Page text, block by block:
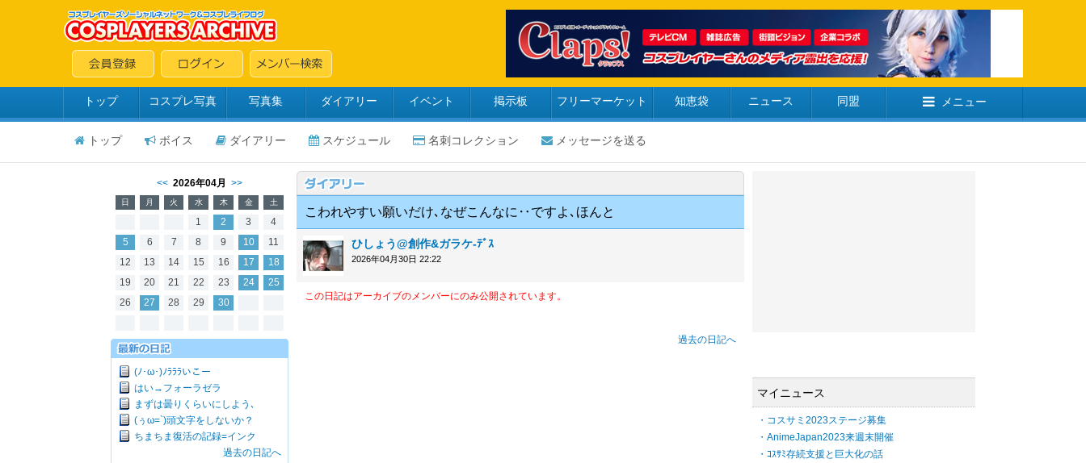
トップ コスプレ写真 写真集 ダイアリー イベント 掲示板 フリーマーケット 知恵袋 ニュース 同盟 メニュー
トップ ボイス ダイアリー スケジュール 名刺コレクション メッセージを送る
<< 2026年04月 >>
日 月 火 水 木 金 土
1 2 3
4
5
6 7 8 9 10
11
12
13 14 15 16 17
18
19
20 21 22 23 24
25
26
27 28 29 30
(ﾉ･ω･)ﾉﾗﾗﾗいこー
はい→フォーラゼラ
まずは曇りくらいにしよう､
(ぅω=`)頭文字をしないか？
ちまちま復活の記録=インク
過去の日記へ
こわれやすい願いだけ､なぜこんなに‥ですよ､ほんと
ひしょう@創作&ガラケ-ﾃﾞｽ
2026年04月30日 22:22
この日記はアーカイブのメンバーにのみ公開されています。
過去の日記へ
マイニュース
・コスサミ2023ステージ募集
・AnimeJapan2023来週末開催
・ｺｽｻﾐ存続支援と巨大化の話